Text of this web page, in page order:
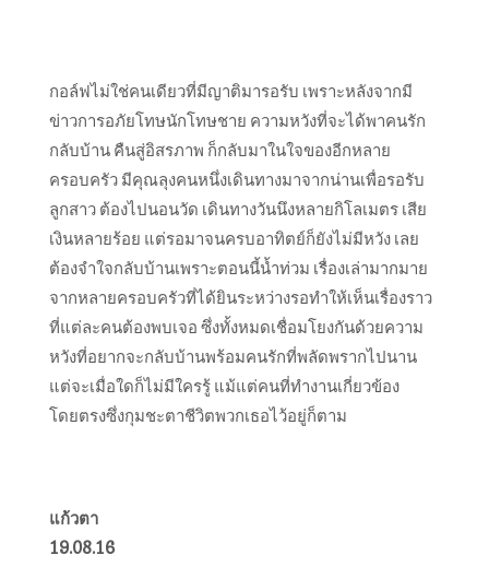
กอล์ฟไม่ใช่คนเดียวที่มีญาติมารอรับ เพราะหลังจากมี
ข่าวการอภัยโทษนักโทษชาย ความหวังที่จะได้พาคนรัก
กลับบ้าน คืนสู่อิสรภาพ ก็กลับมาในใจของอีกหลาย
ครอบครัว มีคุณลุงคนหนึ่งเดินทางมาจากน่านเพื่อรอรับ
ลูกสาว ต้องไปนอนวัด เดินทางวันนึงหลายกิโลเมตร เสีย
เงินหลายร้อย แต่รอมาจนครบอาทิตย์ก็ยังไม่มีหวัง เลย
ต้องจำใจกลับบ้านเพราะตอนนี้น้ำท่วม เรื่องเล่ามากมาย
จากหลายครอบครัวที่ได้ยินระหว่างรอทำให้เห็นเรื่องราว
ที่แต่ละคนต้องพบเจอ ซึ่งทั้งหมดเชื่อมโยงกันด้วยความ
หวังที่อยากจะกลับบ้านพร้อมคนรักที่พลัดพรากไปนาน
แต่จะเมื่อใดก็ไม่มีใครรู้ แม้แต่คนที่ทำงานเกี่ยวข้อง
โดยตรงซึ่งกุมชะตาชีวิตพวกเธอไว้อยู่ก็ตาม
แก้วตา
19.08.16